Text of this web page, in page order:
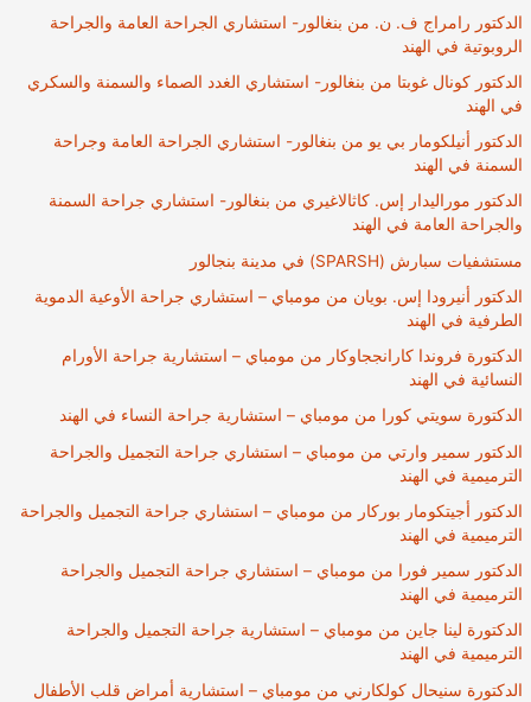
الدكتور رامراج ف. ن. من بنغالور- استشاري الجراحة العامة والجراحة
الروبوتية في الهند
الدكتور كونال غوبتا من بنغالور- استشاري الغدد الصماء والسمنة والسكري
في الهند
الدكتور أنيلكومار بي يو من بنغالور- استشاري الجراحة العامة وجراحة
السمنة في الهند
الدكتور موراليدار إس. كاثالاغيري من بنغالور- استشاري جراحة السمنة
والجراحة العامة في الهند
مستشفيات سبارش (SPARSH) في مدينة بنجالور
الدكتور أنيرودا إس. بويان من مومباي – استشاري جراحة الأوعية الدموية
الطرفية في الهند
الدكتورة فروندا كارانججاوكار من مومباي – استشارية جراحة الأورام
النسائية في الهند
الدكتورة سويتي كورا من مومباي – استشارية جراحة النساء في الهند
الدكتور سمير وارتي من مومباي – استشاري جراحة التجميل والجراحة
الترميمية في الهند
الدكتور أجيتكومار بوركار من مومباي – استشاري جراحة التجميل والجراحة
الترميمية في الهند
الدكتور سمير فورا من مومباي – استشاري جراحة التجميل والجراحة
الترميمية في الهند
الدكتورة لينا جاين من مومباي – استشارية جراحة التجميل والجراحة
الترميمية في الهند
الدكتورة سنيحال كولكارني من مومباي – استشارية أمراض قلب الأطفال